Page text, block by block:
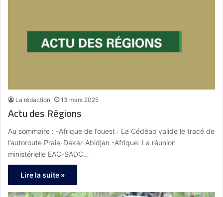
La rédaction 13 mars 2025
Actu des Régions
Au sommaire : -Afrique de l’ouest : La Cédéao valide le tracé de
l’autoroute Praia-Dakar-Abidjan -Afrique: La réunion
ministérielle EAC-SADC…
Lire la suite »